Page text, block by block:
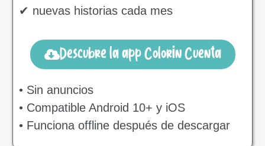
✔ nuevas historias cada mes
Descubre la app Colorin Cuenta
• Sin anuncios
• Compatible Android 10+ y iOS
• Funciona offline después de descargar